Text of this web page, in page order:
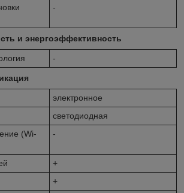
-
и энергоэффективность
-
электронное
светодиодная
(Wi-
-
+
+